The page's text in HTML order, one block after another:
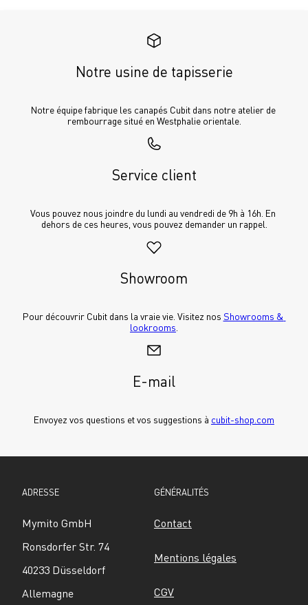
Notre usine de tapisserie
Notre équipe fabrique les canapés Cubit dans notre atelier de
rembourrage situé en Westphalie orientale.
Service client
Vous pouvez nous joindre du lundi au vendredi de 9h à 16h. En
dehors de ces heures, vous pouvez demander un rappel.
Showroom
Pour découvrir Cubit dans la vraie vie. Visitez nos Showrooms &
lookrooms
E-mail
Envoyez vos questions et vos suggestions à cubit-shop.com
ADRESSE
Mymito GmbH
Ronsdorfer Str. 74
40233 Düsseldorf
Allemagne
GÉNÉRALITÉS
Contact
Mentions légales
CGV